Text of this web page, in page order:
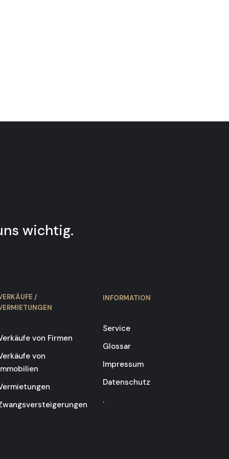
wichtig.
/
von Firmen
von
INFORMATION
Service
Glossar
Impressum
Datenschutz
.